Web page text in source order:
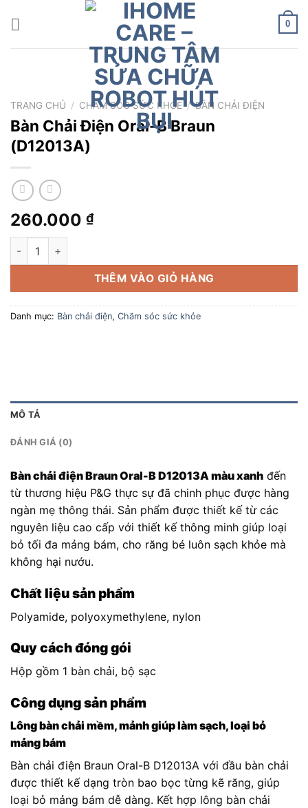
0
TRANG CHỦ / CHĂM SÓC SỨC KHỎE / BÀN CHẢI ĐIỆN
Bàn Chải Điện Oral-B Braun
(D12013A)
260.000 ₫
Bàn Chải Điện Oral-B Braun (D12013A) số lượng
THÊM VÀO GIỎ HÀNG
Danh mục: Bàn chải điện, Chăm sóc sức khỏe
MÔ TẢ
ĐÁNH GIÁ (0)
Bàn chải điện Braun Oral-B D12013A màu xanh đến
từ thương hiệu P&G thực sự đã chinh phục được hàng
ngàn mẹ thông thái. Sản phẩm được thiết kế từ các
nguyên liệu cao cấp với thiết kế thông minh giúp loại
bỏ tối đa mảng bám, cho răng bé luôn sạch khỏe mà
không hại nướu.
Chất liệu sản phẩm
Polyamide, polyoxymethylene, nylon
Quy cách đóng gói
Hộp gồm 1 bàn chải, bộ sạc
Công dụng sản phẩm
Lông bàn chải mềm, mảnh giúp làm sạch, loại bỏ
mảng bám
Bàn chải điện Braun Oral-B D12013A với đầu bàn chải
được thiết kế dạng tròn bao bọc từng kẽ răng, giúp
loại bỏ mảng bám dễ dàng. Kết hợp lông bàn chải